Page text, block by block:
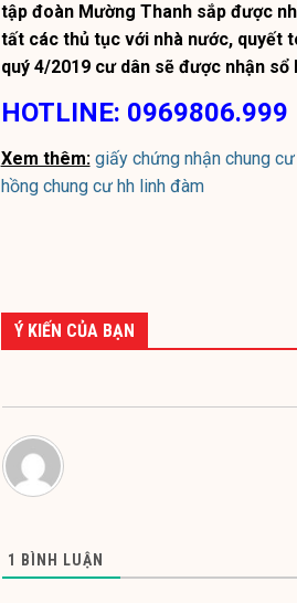
tập đoàn Mường Thanh sắp được
tất các thủ tục với nhà nước, quyết
quý 4/2019 cư dân sẽ được nhận
HOTLINE: 0969806.999
Xem thêm: giấy chứng nhận chung
hồng chung cư hh linh đàm
Ý KIẾN CỦA BẠN
1 BÌNH LUẬN